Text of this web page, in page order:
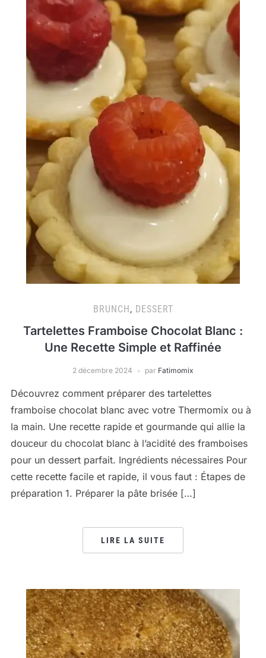
BRUNCH, DESSERT
Tartelettes Framboise Chocolat Blanc :
Une Recette Simple et Raffinée
2 décembre 2024 par Fatimomix
Découvrez comment préparer des tartelettes
framboise chocolat blanc avec votre Thermomix ou à
la main. Une recette rapide et gourmande qui allie la
douceur du chocolat blanc à l’acidité des framboises
pour un dessert parfait. Ingrédients nécessaires Pour
cette recette facile et rapide, il vous faut : Étapes de
préparation 1. Préparer la pâte brisée […]
LIRE LA SUITE